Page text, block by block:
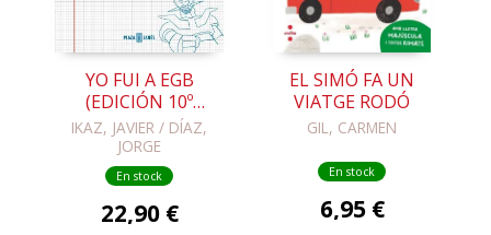
YO FUI A EGB
(EDICIÓN 10º
ANIVERSARIO)
IKAZ, JAVIER / DÍAZ,
JORGE
En stock
22,90 €
EL SIMÓ FA UN
VIATGE RODÓ
GIL, CARMEN
En stock
6,95 €